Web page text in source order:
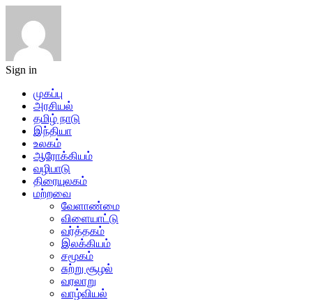
Sign in
முகப்பு
அரசியல்
தமிழ் நாடு
இந்தியா
உலகம்
ஆரோக்கியம்
வழிபாடு
திரையுலகம்
மற்றவை
வேளாண்மை
விளையாட்டு
வர்த்தகம்
இலக்கியம்
சமூகம்
சுற்று சூழல்
வரலாறு
வாழ்வியல்